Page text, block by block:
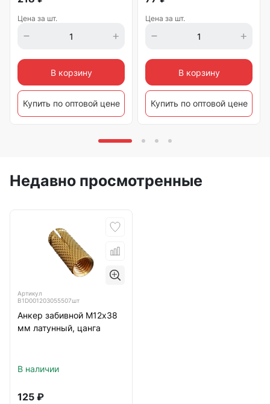
Цена за шт.
В корзину
Купить по оптовой цене
Цена за шт.
В корзину
Купить по оптовой цене
Недавно просмотренные
Артикул
B1D001203055507шт
Анкер забивной М12х38
мм латунный, цанга
В наличии
125 ₽